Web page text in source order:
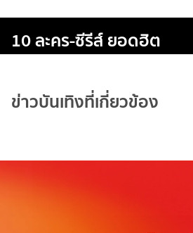
10 ละคร-ซีรีส์ ยอดฮิต
ข่าวบันเทิงที่เกี่ยวข้อง